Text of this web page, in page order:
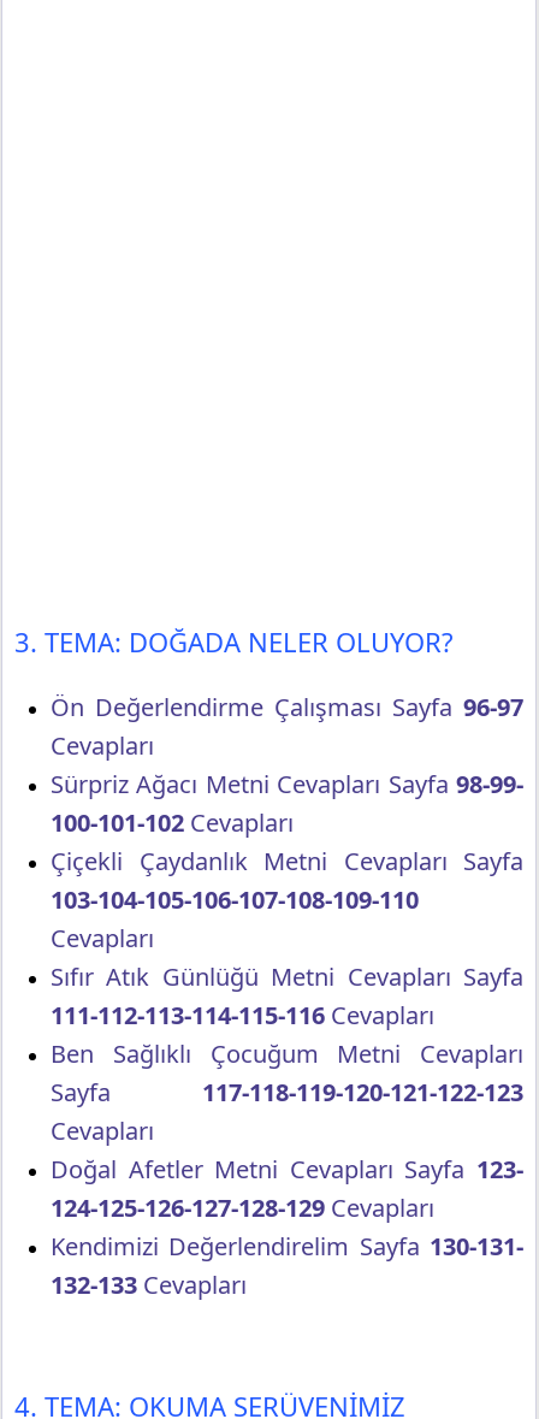
3. TEMA: DOĞADA NELER OLUYOR?
Ön Değerlendirme Çalışması Sayfa 96-97
Cevapları
Sürpriz Ağacı Metni Cevapları Sayfa 98-99-
100-101-102 Cevapları
Çiçekli Çaydanlık Metni Cevapları Sayfa
103-104-105-106-107-108-109-110
Cevapları
Sıfır Atık Günlüğü Metni Cevapları Sayfa
111-112-113-114-115-116 Cevapları
Ben Sağlıklı Çocuğum Metni Cevapları
Sayfa 117-118-119-120-121-122-123
Cevapları
Doğal Afetler Metni Cevapları Sayfa 123-
124-125-126-127-128-129 Cevapları
Kendimizi Değerlendirelim Sayfa 130-131-
132-133 Cevapları
4. TEMA: OKUMA SERÜVENİMİZ